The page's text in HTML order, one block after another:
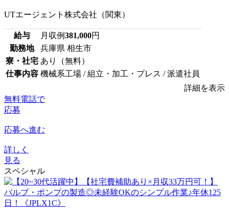
UTエージェント株式会社（関東）
給与 月収例381,000円
勤務地
兵庫県 相生市
寮・社宅 あり（無料）
仕事内容 機械系工場 / 組立・加工・プレス / 派遣社員
詳細を表示
無料電話で
応募
応募へ進む
詳しく
見る
スペシャル